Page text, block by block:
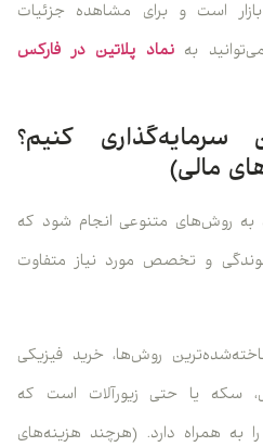
است و برای مشاهده جزئیات
بهنماد پلاتین در فارکس
سرمایه‌گذاری کنیم؟
مالی)
به روش‌های متنوعی انجام شود که
و تخصص مورد نیاز متفاوت
روش‌ها، خرید فیزیکی
سکه یا حتی زیورآلات است که
به همراه دارد. (هرچند هزینه‌های